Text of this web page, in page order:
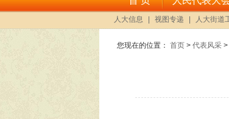
您现在的位置： 首页 > 代表风采 >